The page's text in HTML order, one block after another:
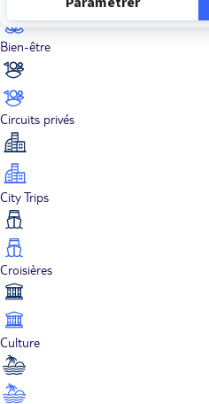
Bien-être
Circuits privés
City Trips
Croisières
Culture